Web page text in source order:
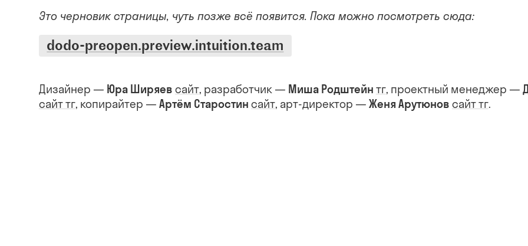
Это черновик страницы, чуть позже всё появится. Пока можно посмотреть сюда:
dodo-preopen.preview.intuition.team
Дизайнер — Юра Ширяев сайт, разработчик — Миша Родштейн тг, проектный менеджер —
сайттг, копирайтер — Артём Старостин сайт, арт-директор — Женя Арутюнов сайттг.